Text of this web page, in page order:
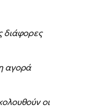
διάφορες
αγορά
οι